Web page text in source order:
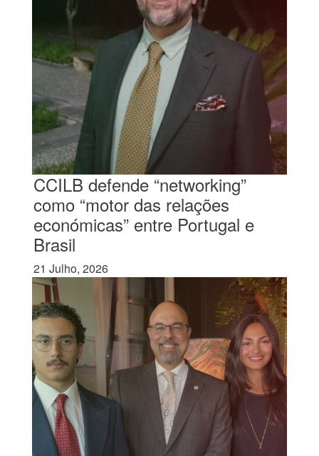
CCILB defende “networking”
como “motor das relações
económicas” entre Portugal e
Brasil
21 Julho, 2026